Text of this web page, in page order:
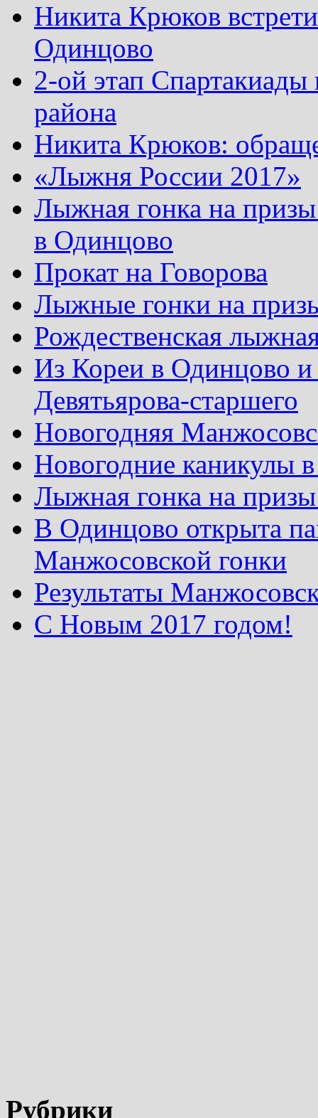
Никита Крюков
Одинцово
2-ой этап
района
Никита Крюков:
«Лыжня России 2017»
Лыжная гонка на
в Одинцово
Прокат на Говорова
Лыжные гонки на
Рождественская
Из Кореи в Одинцово
Девятьярова-старшего
Новогодняя
Новогодние каникулы
Лыжная гонка на
В Одинцово открыта
Манжосовской гонки
Результаты
С Новым 2017 годом!
Рубрики